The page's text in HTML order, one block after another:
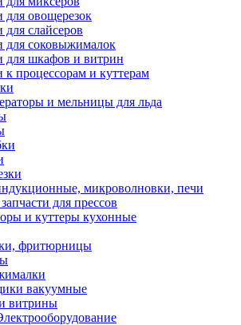
для овощерезок
для слайсеров
для соковыжималок
для шкафов и витрин
к процессорам и куттерам
и мельницы для льда
микроволновки, печи
для прессов
и куттеры кухонные
фритюрницы
вакуумные
витрины